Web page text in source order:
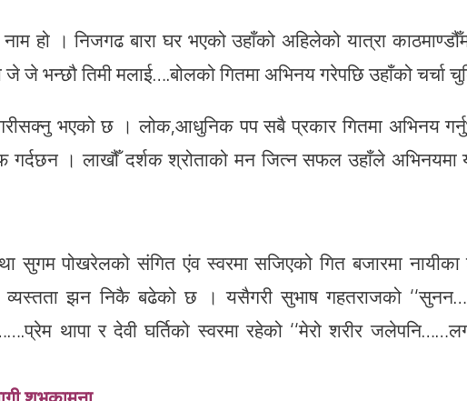
हो । निजगढ बारा घर भएको उहाँको अहिलेको यात्रा
जे जे भन्छौ तिमी मलाई….बोलको गितमा अभिनय गरेपछि उहाँको चर्चा
भएको छ । लोक,आधुनिक पप सबै प्रकार गितमा अभिनय
गर्दछन । लाखौँ दर्शक श्रोताको मन जित्न सफल उहाँले अभिनयमा
सुगम पोखरेलको संगित एंव स्वरमा सजिएको गित बजारमा नायीका
झन निकै बढेको छ । यसैगरी सुभाष गहतराजको
थापा र देवी घर्तिको स्वरमा रहेको ‘‘मेरो शरीर